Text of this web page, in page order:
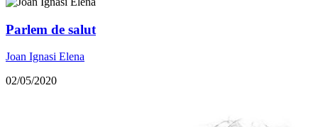
Parlem de salut
Joan Ignasi Elena
02/05/2020